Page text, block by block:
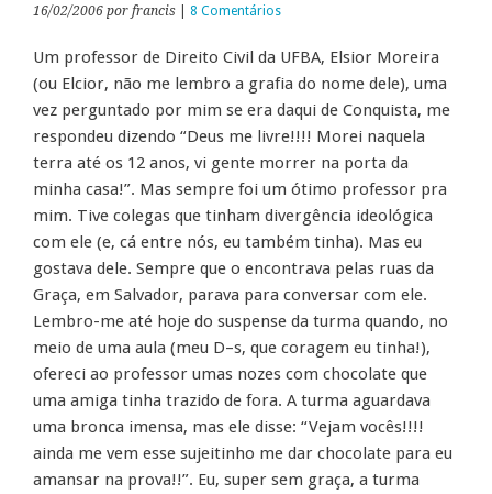
16/02/2006 por francis 8 Comentários
Um professor de Direito Civil da UFBA, Elsior Moreira
(ou Elcior, não me lembro a grafia do nome dele), uma
vez perguntado por mim se era daqui de Conquista, me
respondeu dizendo “Deus me livre!!!! Morei naquela
terra até os 12 anos, vi gente morrer na porta da
minha casa!”. Mas sempre foi um ótimo professor pra
mim. Tive colegas que tinham divergência ideológica
com ele (e, cá entre nós, eu também tinha). Mas eu
gostava dele. Sempre que o encontrava pelas ruas da
Graça, em Salvador, parava para conversar com ele.
Lembro-me até hoje do suspense da turma quando, no
meio de uma aula (meu D–s, que coragem eu tinha!),
ofereci ao professor umas nozes com chocolate que
uma amiga tinha trazido de fora. A turma aguardava
uma bronca imensa, mas ele disse: “Vejam vocês!!!!
ainda me vem esse sujeitinho me dar chocolate para eu
amansar na prova!!”. Eu, super sem graça, a turma